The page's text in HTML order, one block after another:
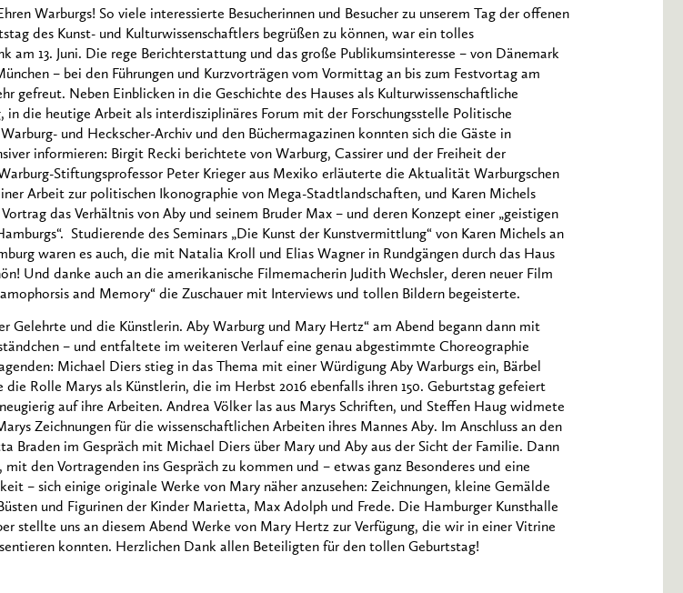
Warburgs! So viele interessierte Besucherinnen und Besucher zu unserem Tag der offenen
des Kunst- und Kulturwissenschaftlers begrüßen zu können, war ein tolles
am 13. Juni. Die rege Berichterstattung und das große Publikumsinteresse – von Dänemark
– bei den Führungen und Kurzvorträgen vom Vormittag an bis zum Festvortag am
gefreut. Neben Einblicken in die Geschichte des Hauses als Kulturwissenschaftliche
in die heutige Arbeit als interdisziplinäres Forum mit der Forschungsstelle Politische
und Heckscher-Archiv und den Büchermagazinen konnten sich die Gäste in
informieren: Birgit Recki berichtete von Warburg, Cassirer und der Freiheit der
Stiftungsprofessor Peter Krieger aus Mexiko erläuterte die Aktualität Warburgschen
Arbeit zur politischen Ikonographie von Mega-Stadtlandschaften, und Karen Michels
das Verhältnis von Aby und seinem Bruder Max – und deren Konzept einer „geistigen
Studierende des Seminars „Die Kunst der Kunstvermittlung“ von Karen Michels an
waren es auch, die mit Natalia Kroll und Elias Wagner in Rundgängen durch das Haus
Und danke auch an die amerikanische Filmemacherin Judith Wechsler, deren neuer Film
and Memory“ die Zuschauer mit Interviews und tollen Bildern begeisterte.
Gelehrte und die Künstlerin. Aby Warburg und Mary Hertz“ am Abend begann dann mit
– und entfaltete im weiteren Verlauf eine genau abgestimmte Choreographie
Michael Diers stieg in das Thema mit einer Würdigung Aby Warburgs ein, Bärbel
Rolle Marys als Künstlerin, die im Herbst 2016 ebenfalls ihren 150. Geburtstag gefeiert
auf ihre Arbeiten. Andrea Völker las aus Marys Schriften, und Steffen Haug widmete
Zeichnungen für die wissenschaftlichen Arbeiten ihres Mannes Aby. Im Anschluss an den
Braden im Gespräch mit Michael Diers über Mary und Aby aus der Sicht der Familie. Dann
mit den Vortragenden ins Gespräch zu kommen und – etwas ganz Besonderes und eine
– sich einige originale Werke von Mary näher anzusehen: Zeichnungen, kleine Gemälde
und Figurinen der Kinder Marietta, Max Adolph und Frede. Die Hamburger Kunsthalle
stellte uns an diesem Abend Werke von Mary Hertz zur Verfügung, die wir in einer Vitrine
konnten. Herzlichen Dank allen Beteiligten für den tollen Geburtstag!